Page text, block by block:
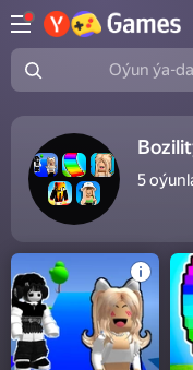
Oýun ýa-da žanny tap
5